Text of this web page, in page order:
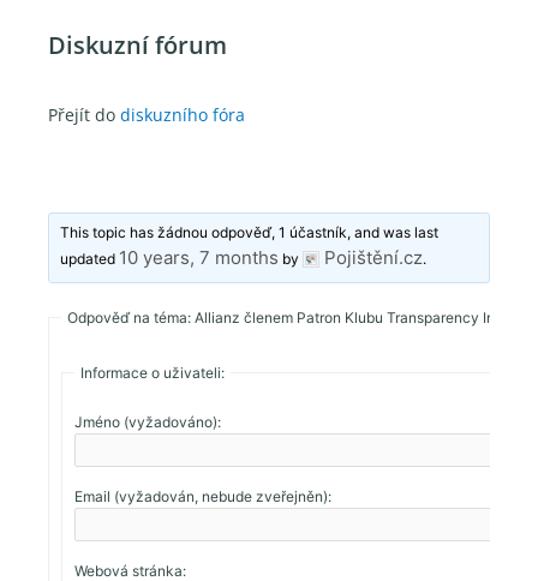
Diskuzní fórum
Přejít do diskuzního fóra
This topic has žádnou odpověď, 1 účastník, and was last
updated 10 years, 7 months by Pojištění.cz.
Odpověď na téma: Allianz členem Patron Klubu Transparency
Informace o uživateli:
Jméno (vyžadováno):
Email (vyžadován, nebude zveřejněn):
Webová stránka: